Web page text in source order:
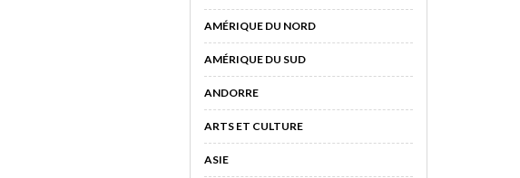
AMÉRIQUE DU NORD
AMÉRIQUE DU SUD
ANDORRE
ARTS ET CULTURE
ASIE